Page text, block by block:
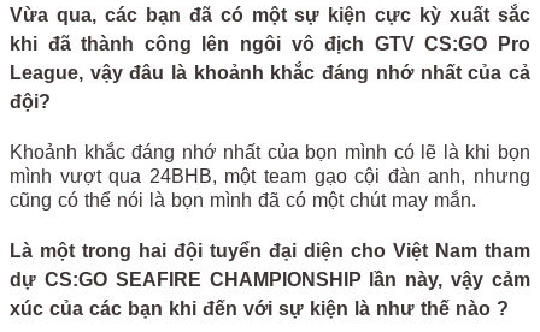
Vừa qua, các bạn đã có một sự kiện cực kỳ xuất sắc
khi đã thành công lên ngôi vô địch GTV CS:GO Pro
League, vậy đâu là khoảnh khắc đáng nhớ nhất của cả
đội?
Khoảnh khắc đáng nhớ nhất của bọn mình có lẽ là khi bọn
mình vượt qua 24BHB, một team gạo cội đàn anh, nhưng
cũng có thể nói là bọn mình đã có một chút may mắn.
Là một trong hai đội tuyển đại diện cho Việt Nam tham
dự CS:GO SEAFIRE CHAMPIONSHIP lần này, vậy cảm
xúc của các bạn khi đến với sự kiện là như thế nào ?